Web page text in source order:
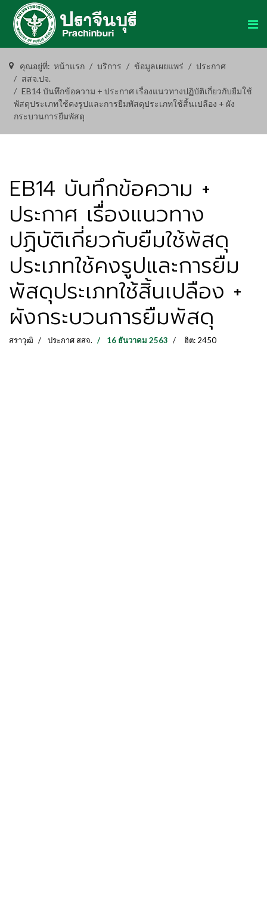
คุณอยู่ที่: หน้าแรก บริการ ข้อมูลเผยแพร่
ประกาศ
สสจ.ปจ.
EB14 บันทึกข้อความ + ประกาศ เรื่องแนวทางปฏิบัติเกี่ยวกับยืมใช้
พัสดุประเภทใช้คงรูปและการยืมพัสดุประเภทใช้สิ้นเปลือง + ผัง
กระบวนการยืมพัสดุ
EB14 บันทึกข้อความ +
ประกาศ เรื่องแนวทาง
ปฏิบัติเกี่ยวกับยืมใช้พัสดุ
ประเภทใช้คงรูปและการยืม
พัสดุประเภทใช้สิ้นเปลือง +
ผังกระบวนการยืมพัสดุ
สราวุฒิ ประกาศ สสจ. 16 ธันวาคม 2563 ฮิต: 2450